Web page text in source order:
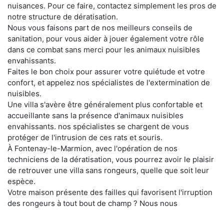
nuisances. Pour ce faire, contactez simplement les pros de
notre structure de dératisation.
Nous vous faisons part de nos meilleurs conseils de
sanitation, pour vous aider à jouer également votre rôle
dans ce combat sans merci pour les animaux nuisibles
envahissants.
Faites le bon choix pour assurer votre quiétude et votre
confort, et appelez nos spécialistes de l'extermination de
nuisibles.
Une villa s'avère être généralement plus confortable et
accueillante sans la présence d'animaux nuisibles
envahissants. nos spécialistes se chargent de vous
protéger de l'intrusion de ces rats et souris.
À Fontenay-le-Marmion, avec l'opération de nos
techniciens de la dératisation, vous pourrez avoir le plaisir
de retrouver une villa sans rongeurs, quelle que soit leur
espèce.
Votre maison présente des failles qui favorisent l'irruption
des rongeurs à tout bout de champ ? Nous nous